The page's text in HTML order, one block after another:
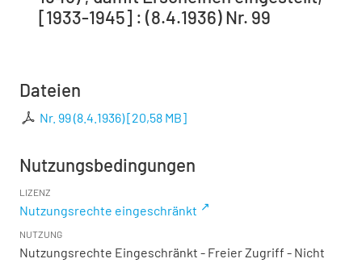
[1933-1945] : (8.4.1936) Nr. 99
Dateien
Nr. 99 (8.4.1936)[20,58 MB]
Nutzungsbedingungen
LIZENZ
Nutzungsrechte eingeschränkt
NUTZUNG
Nutzungsrechte Eingeschränkt - Freier Zugriff - Nicht